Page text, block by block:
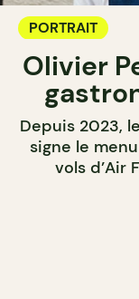
PORTRAIT
Olivier
Depuis 2023,
signe le
vols d’Air